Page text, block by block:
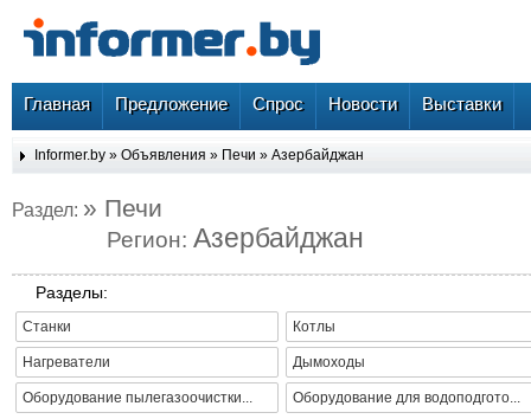
Главная Предложение Спрос Новости Выставки
Informer.by » Объявления » Печи » Азербайджан
Раздел: » Печи
Регион: Азербайджан
Разделы:
Станки Котлы
Нагреватели Дымоходы
Оборудование пылегазоочистки... Оборудование для водоподгото...